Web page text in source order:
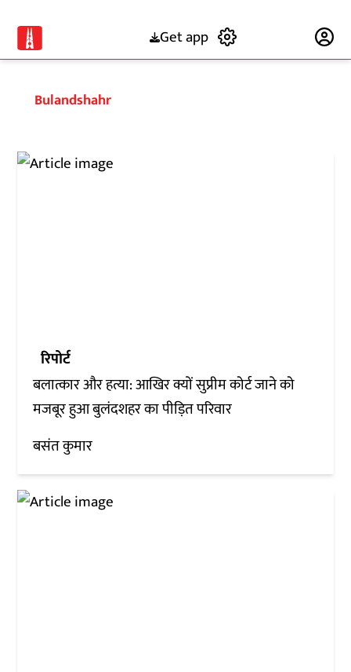
Get app
Bulandshahr
रिपोर्ट
बलात्कार और हत्या: आखिर क्यों सुप्रीम कोर्ट जाने को
मजबूर हुआ बुलंदशहर का पीड़ित परिवार
बसंत कुमार